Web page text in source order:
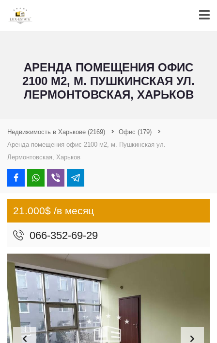
АРЕНДА ПОМЕЩЕНИЯ ОФИС
2100 М2, М. ПУШКИНСКАЯ УЛ.
ЛЕРМОНТОВСКАЯ, ХАРЬКОВ
Недвижимость в Харькове (2169) Офис (179)
Аренда помещения офис 2100 м2, м. Пушкинская ул.
Лермонтовская, Харьков
21.000$ /в месяц
066-352-69-29